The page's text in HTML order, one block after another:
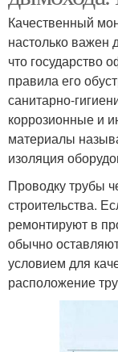
Качественный
настолько важен
что государство
правила его
санитарно-
коррозионные и
материалы
изоляция
Проводку трубы
строительства.
ремонтируют в
обычно
условием для
расположение